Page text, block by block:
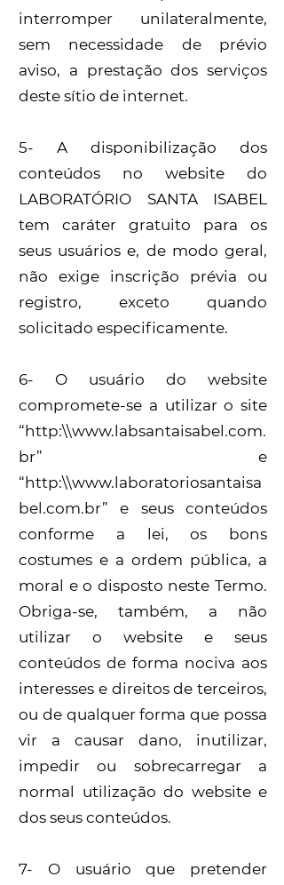
interromper unilateralmente,
sem necessidade de prévio
aviso, a prestação dos serviços
deste sítio de internet.
5- A disponibilização dos
conteúdos no website do
LABORATÓRIO SANTA ISABEL
tem caráter gratuito para os
seus usuários e, de modo geral,
não exige inscrição prévia ou
registro, exceto quando
solicitado especificamente.
6- O usuário do website
compromete-se a utilizar o site
“http:\\www.labsantaisabel.com.
br” e
“http:\\www.laboratoriosantaisa
bel.com.br” e seus conteúdos
conforme a lei, os bons
costumes e a ordem pública, a
moral e o disposto neste Termo.
Obriga-se, também, a não
utilizar o website e seus
conteúdos de forma nociva aos
interesses e direitos de terceiros,
ou de qualquer forma que possa
vir a causar dano, inutilizar,
impedir ou sobrecarregar a
normal utilização do website e
dos seus conteúdos.
7- O usuário que pretender